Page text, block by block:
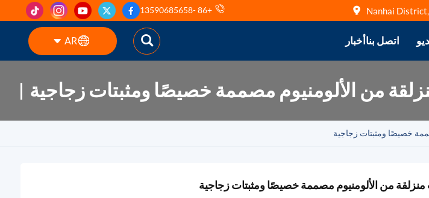
Nanhai
+86 -13590685658
اتصل بناأخبار AR
English
من الألومنيوم مصممة خصيصًا ومثبتات زجاجية
خصيصًا ومثبتات زجاجية
منزلقة من الألومنيوم مصممة خصيصًا ومثبتات زجاجية